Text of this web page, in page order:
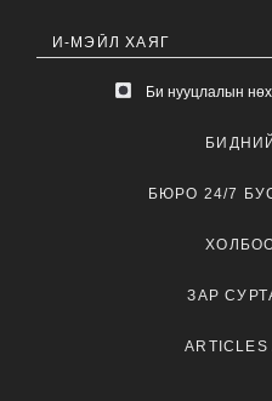
Би нууцлалын
БЮРО 24/7
ЗАР
ARTICLES